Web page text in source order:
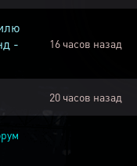
-
16 часов назад
20 часов назад